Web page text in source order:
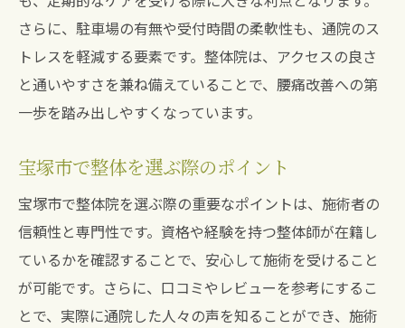
さらに、駐車場の有無や受付時間の柔軟性も、通院のス
トレスを軽減する要素です。整体院は、アクセスの良さ
と通いやすさを兼ね備えていることで、腰痛改善への第
一歩を踏み出しやすくなっています。
宝塚市で整体を選ぶ際のポイント
宝塚市で整体院を選ぶ際の重要なポイントは、施術者の
信頼性と専門性です。資格や経験を持つ整体師が在籍し
ているかを確認することで、安心して施術を受けること
が可能です。さらに、口コミやレビューを参考にするこ
とで、実際に通院した人々の声を知ることができ、施術